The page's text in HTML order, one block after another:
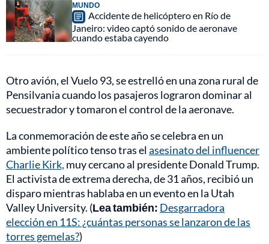
MUNDO
Accidente de helicóptero en Río de
Janeiro: video captó sonido de aeronave
cuando estaba cayendo
Otro avión, el Vuelo 93, se estrelló en una zona rural de
Pensilvania cuando los pasajeros lograron dominar al
secuestrador y tomaron el control de la aeronave.
La conmemoración de este año se celebra en un
ambiente político tenso tras elasesinato del influencer
Charlie Kirk, muy cercano al presidente Donald Trump.
El activista de extrema derecha, de 31 años, recibió un
disparo mientras hablaba en un evento en la Utah
Valley University. (Lea también: Desgarradora
elección en 11S: ¿cuántas personas se lanzaron de las
torres gemelas?)